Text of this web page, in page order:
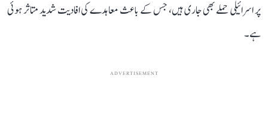
پر اسرائیلی حملے بھی جاری ہیں، جس کے باعث معاہدے کی افادیت شدید متاثر ہوئی
ہے۔
ADVERTISEMENT